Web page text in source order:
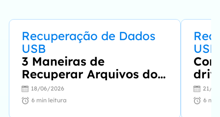
Recuperação de Dados
USB
3 Maneiras de
Recuperar Arquivos do
Pen Drive
18/06/2026
6 min leitura
USB
21/
6